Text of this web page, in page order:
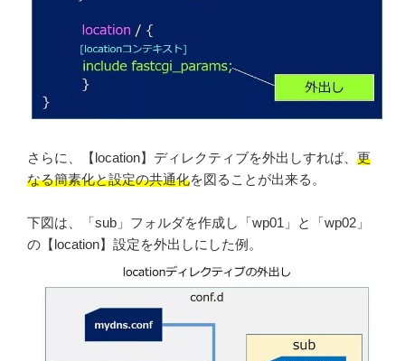
さらに、【location】ディレクティブを外出しすれば、 更
なる簡素化と設定の共通化を図ることが出来る。
下図は、「sub」フォルダを作成し「wp01」と「wp02」
の【location】設定を外出しにした例。